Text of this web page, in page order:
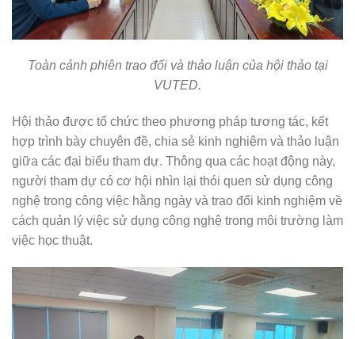
Toàn cảnh phiên trao đổi và thảo luận của hội thảo tại
VUTED.
Hội thảo được tổ chức theo phương pháp tương tác, kết
hợp trình bày chuyên đề, chia sẻ kinh nghiệm và thảo luận
giữa các đại biểu tham dự. Thông qua các hoạt động này,
người tham dự có cơ hội nhìn lại thói quen sử dụng công
nghệ trong công việc hằng ngày và trao đổi kinh nghiệm về
cách quản lý việc sử dụng công nghệ trong môi trường làm
việc học thuật.